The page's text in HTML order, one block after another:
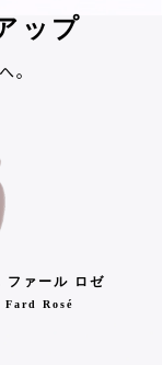
ップ
。
ファール ロゼ
Fard Rosé